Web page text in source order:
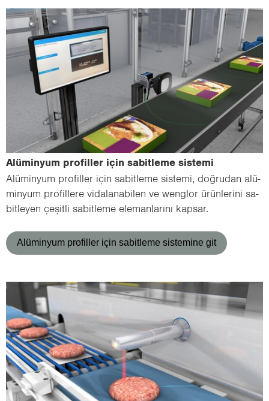
Alü­min­yum pro­fil­ler için sa­bit­le­me sis­te­mi
Alü­min­yum pro­fil­ler için sa­bit­le­me sis­te­mi, doğ­ru­dan alü­
min­yum pro­fil­le­re vi­da­la­na­bi­len ve wenglor ürün­le­ri­ni sa­
bit­le­yen çe­şit­li sa­bit­le­me ele­man­la­rı­nı kap­sar.
Alüminyum profiller için sabitleme sistemine git